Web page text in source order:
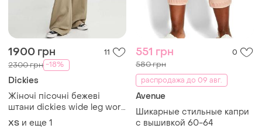
1900 грн 11
2300 грн -18%
Dickies
Жіночі пісочні бежеві
штани dickies wide leg work
pant w
ХS и еще 1
551 грн 0
580 грн
распродажа до 09 авг.
Avenue
Шикарные стильные капри
с вышивкой 60-64